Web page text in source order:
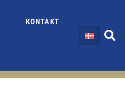
KONTAKT